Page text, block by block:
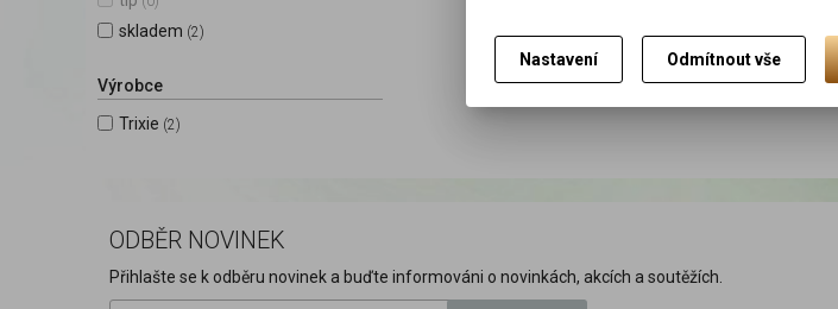
skladem (2)
Výrobce
Trixie (2)
ODBĚR NOVINEK
Přihlašte se k odběru novinek a buďte informováni o novinkách, akcích a soutěžích.
Nastavení Odmítnout vše